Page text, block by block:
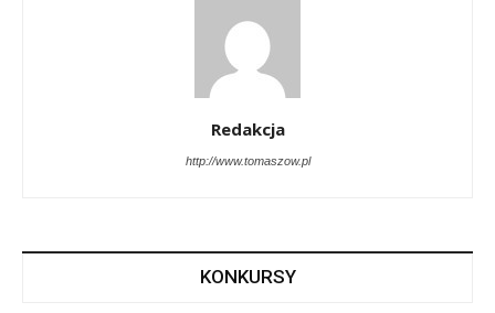
Redakcja
http://www.tomaszow.pl
KONKURSY